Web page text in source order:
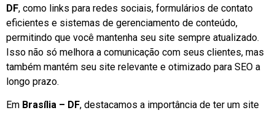
DF, como links para redes sociais, formulários de contato
eficientes e sistemas de gerenciamento de conteúdo,
permitindo que você mantenha seu site sempre atualizado.
Isso não só melhora a comunicação com seus clientes, mas
também mantém seu site relevante e otimizado para SEO a
longo prazo.
Em Brasília – DF, destacamos a importância de ter um site